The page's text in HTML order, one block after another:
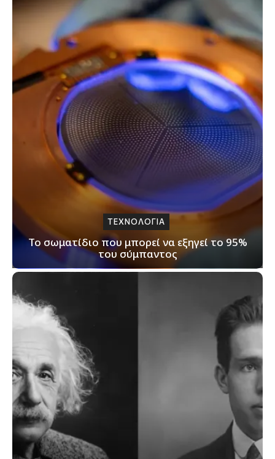
ΤΕΧΝΟΛΟΓΙΑ
Το σωματίδιο που μπορεί να εξηγεί το 95%
του σύμπαντος